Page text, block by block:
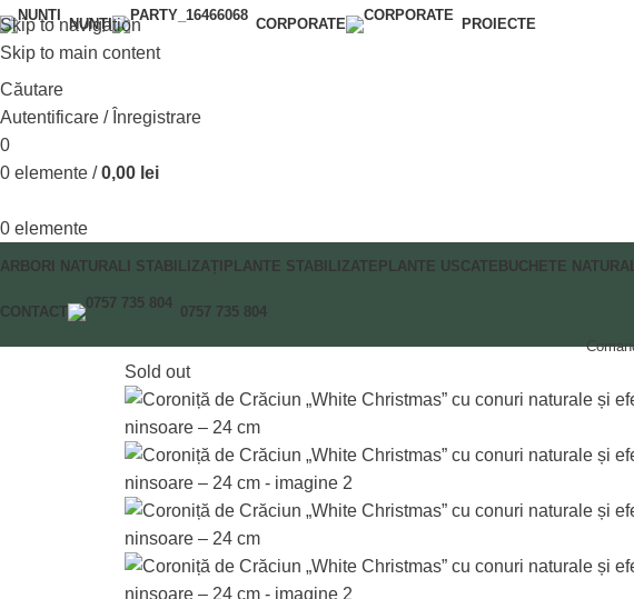
Skip to navigation
Skip to main content
NUNȚI CORPORATE PROIECTE
Căutare
Autentificare / Înregistrare
0
0 elemente / 0,00 lei
0 elemente
ARBORI NATURALI STABILIZAȚI PLANTE STABILIZATEPLANTE USCATEBUCHETE
CONTACT 0757 735 804
Sold out